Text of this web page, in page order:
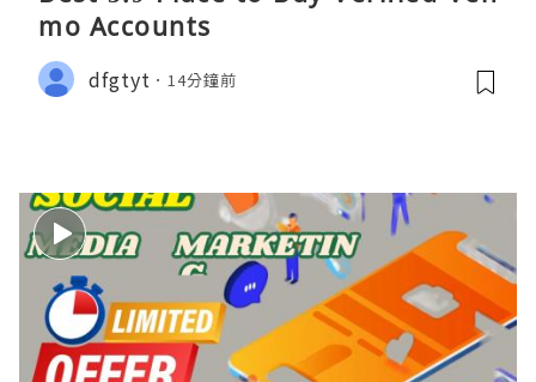
mo Accounts
dfgtyt 14分鐘前